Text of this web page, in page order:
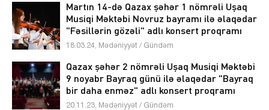
Martın 14-də Qazax şəhər 1 nömrəli Uşaq
Musiqi Məktəbi Novruz bayramı ilə əlaqədar
"Fəsillərin gözəli" adlı konsert proqramı
təqdim edib
18.03.24, Mədəniyyət / Gündəm
Qazax şəhər 2 nömrəli Uşaq Musiqi Məktəbi
9 noyabr Bayraq günü ilə əlaqədar "Bayraq
bir daha enməz" adlı konsert proqramı
təqdim edib
20.11.23, Mədəniyyət / Gündəm